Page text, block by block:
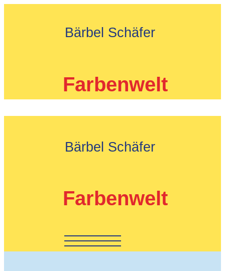
Bärbel Schäfer
Farbenwelt
Bärbel Schäfer
Farbenwelt